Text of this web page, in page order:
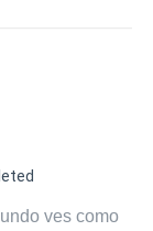
lo gracioso
en el
ves como